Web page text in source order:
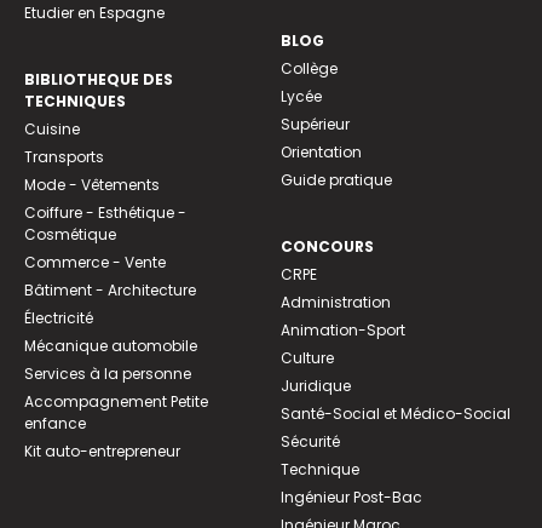
Etudier en Espagne
BIBLIOTHEQUE DES
TECHNIQUES
Cuisine
Transports
Mode - Vêtements
Coiffure - Esthétique -
Cosmétique
Commerce - Vente
Bâtiment - Architecture
Électricité
Mécanique automobile
Services à la personne
Accompagnement Petite
enfance
Kit auto-entrepreneur
BLOG
Collège
Lycée
Supérieur
Orientation
Guide pratique
CONCOURS
CRPE
Administration
Animation-Sport
Culture
Juridique
Santé-Social et Médico-Social
Sécurité
Technique
Ingénieur Post-Bac